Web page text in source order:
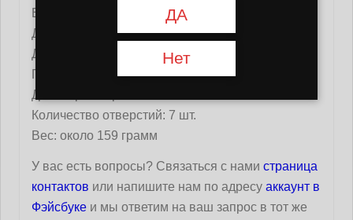
Высота: 83 мм
Диаметр (внешний): 73 мм
Диаметр (внутренний): 63 мм
Глубина: 20 мм
Диаметр отверстия: 6 мм
Количество отверстий: 7 шт.
Вес: около 159 грамм
У вас есть вопросы? Связаться с нами страница
контактов или напишите нам по адресу аккаунт в
Фэйсбуке и мы ответим на ваш запрос в тот же
ДА
Нет